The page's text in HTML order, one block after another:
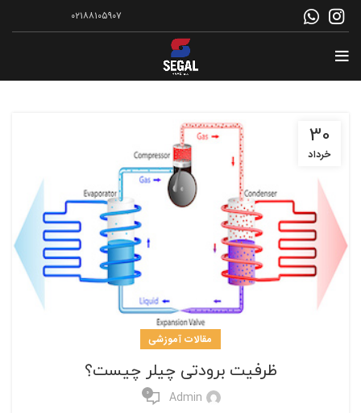
۰۲۱۸۸۱۰۵۹۰۷
30
خرداد
مقالات آموزشی
ظرفیت برودتی چیلر چیست؟
Admin
0